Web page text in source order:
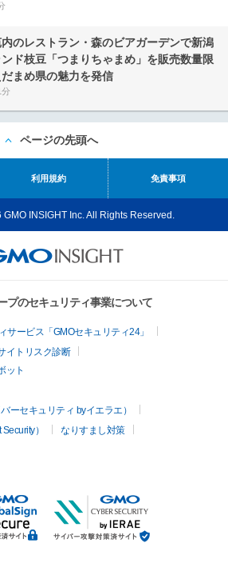
のレストラン・森のビアガーデンで新潟
ド枝豆「つまりちゃまめ」を販売数量限
まめ県の魅力を発信
ページの先頭へ
利用規約 免責事項
INSIGHT Inc. All Rights Reserved.
プのセキュリティ事業について
ービス「GMOセキュリティ24」
イトリスク診断
ット
ーセキュリティ byイエラエ）
）
なりすまし対策